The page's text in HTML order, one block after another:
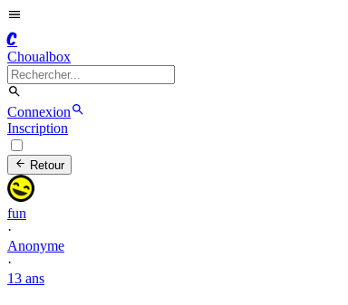
C
Choualbox
Connexion
Inscription
Retour
fun
·
Anonyme
·
13 ans